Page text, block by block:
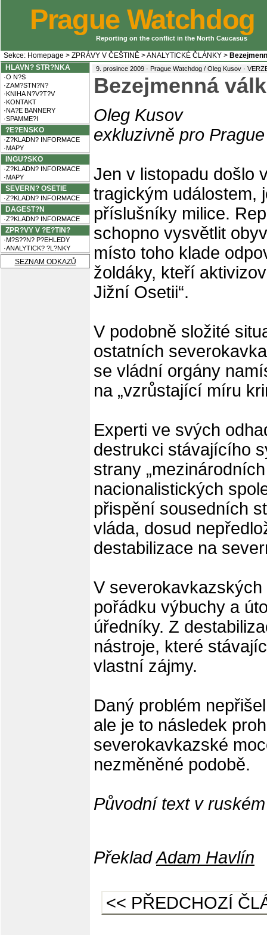
Prague Watchdog
Reporting on the conflict in the North Caucasus
Sekce: Homepage > ZPRÁVY V ČEŠTINĚ >ANALYTICKÉ ČLÁNKY >
HLAVN? STR?NKA
·O N?S
·ZAM?STN?N?
·KNIHA N?V?T?V
·KONTAKT
·NA?E BANNERY
·SPAMME?I
?E?ENSKO
·Z?KLADN? INFORMACE
·MAPY
INGU?SKO
·Z?KLADN? INFORMACE
·MAPY
SEVERN? OSETIE
·Z?KLADN? INFORMACE
DAGEST?N
·Z?KLADN? INFORMACE
ZPR?VY V ?E?TIN?
·M?S??N? P?EHLEDY
·ANALYTICK? ?L?NKY
SEZNAM ODKAZŮ
9. prosince 2009 · Prague Watchdog / Oleg Kusov ·
Bezejmenná
Oleg Kusov
exkluzivně pro
Jen v listopadu došlo
tragickým událostem,
příslušníky milice.
schopno vysvětlit
místo toho klade
žoldáky, kteří
Jižní Osetii“.
V podobně složité
ostatních
se vládní orgány
na „vzrůstající míru
Experti ve svých
destrukci stávajícího
strany
nacionalistických
přispění sousedních
vláda, dosud
destabilizace na
V
pořádku výbuchy a
úředníky. Z
nástroje, které
vlastní zájmy.
Daný problém
ale je to následek
severokavkazské
nezměněné podobě.
Původní text v
PřekladAdam Havlín
<< PŘEDCHOZÍ